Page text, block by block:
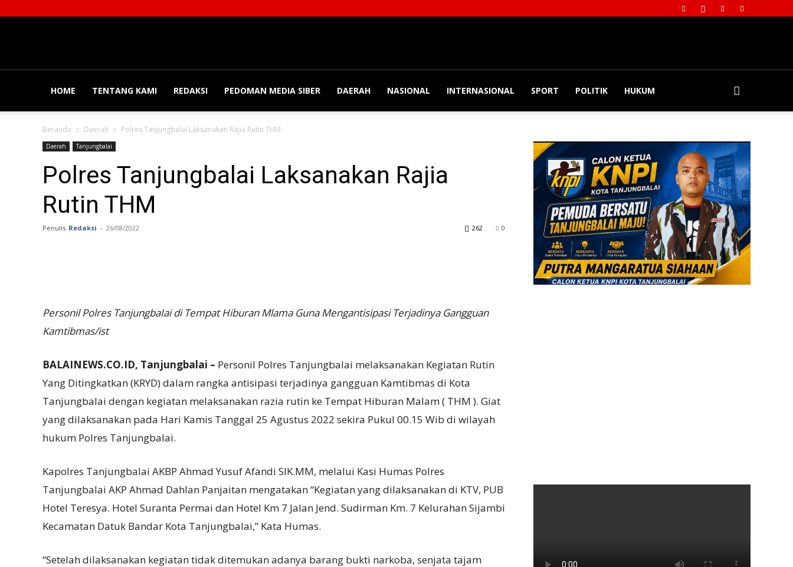
HOME TENTANG KAMI REDAKSI PEDOMAN MEDIA SIBER DAERAH NASIONAL INTERNASIONAL SPORT POLITIK HUKUM
Beranda Daerah Polres Tanjungbalai Laksanakan Rajia Rutin THM
Daerah Tanjungbalai
Polres Tanjungbalai Laksanakan Rajia
Rutin THM
Penulis Redaksi - 26/08/2022 0
262
Personil Polres TanjungbaIai di Tempat Hiburan Mlama Guna Mengantisipasi Terjadinya Gangguan
Kamtibmas/ist
BALAINEWS.CO.ID, Tanjungbalai – Personil Polres TanjungbaIai melaksanakan Kegiatan Rutin
Yang Ditingkatkan (KRYD) dalam rangka antisipasi terjadinya gangguan Kamtibmas di Kota
Tanjungbalai dengan kegiatan melaksanakan razia rutin ke Tempat Hiburan Malam ( THM ). Giat
yang dilaksanakan pada Hari Kamis Tanggal 25 Agustus 2022 sekira Pukul 00.15 Wib di wilayah
hukum Polres TanjungbaIai.
Kapolres TanjungbaIai AKBP Ahmad Yusuf Afandi SIK.MM, melalui Kasi Humas Polres
Tanjungbalai AKP Ahmad Dahlan Panjaitan mengatakan “Kegiatan yang dilaksanakan di KTV, PUB
Hotel Teresya. Hotel Suranta Permai dan Hotel Km 7 Jalan Jend. Sudirman Km. 7 Kelurahan Sijambi
Kecamatan Datuk Bandar Kota Tanjungbalai,” Kata Humas.
“Setelah dilaksanakan kegiatan tidak ditemukan adanya barang bukti narkoba, senjata tajam